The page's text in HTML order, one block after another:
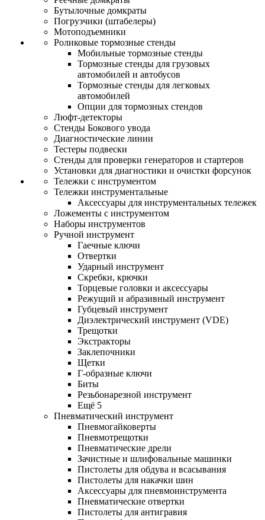
Бутылочные домкраты
Погрузчики (штабелеры)
Мотоподъемники
Роликовые тормозные стенды
Мобильные тормозные стенды
Тормозные стенды для грузовых
автомобилей и автобусов
Тормозные стенды для легковых
автомобилей
Опции для тормозных стендов
Люфт-детекторы
Стенды Бокового увода
Диагностические линии
Тестеры подвески
Стенды для проверки генераторов и стартеров
Установки для диагностики и очистки форсунок
Тележки с инструментом
Тележки инструментальные
Аксессуары для инструментальных тележек
Ложементы с инструментом
Наборы инструментов
Ручной инструмент
Гаечные ключи
Отвертки
Ударный инструмент
Скребки, крючки
Торцевые головки и аксессуары
Режущий и абразивный инструмент
Губцевый инструмент
Диэлектрический инструмент (VDE)
Трещотки
Экстракторы
Заклепочники
Щетки
Г-образные ключи
Биты
Резьбонарезной инструмент
Ещё 5
Пневматический инструмент
Пневмогайковерты
Пневмотрещотки
Пневматические дрели
Зачистные и шлифовальные машинки
Пистолеты для обдува и всасывания
Пистолеты для накачки шин
Аксессуары для пневмоинструмента
Пневматические отвертки
Пистолеты для антигравия